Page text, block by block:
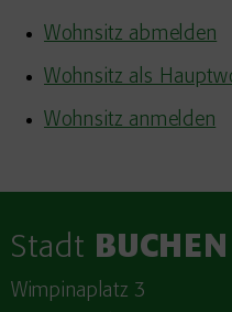
Wohnsitz abmelden
Wohnsitz als
Wohnsitz anmelden
Stadt BUCHEN
Wimpinaplatz 3